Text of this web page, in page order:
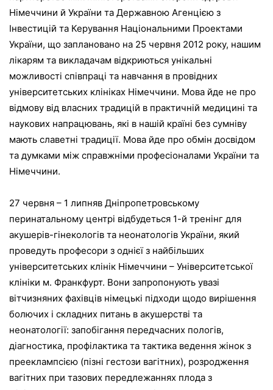
Німеччини й України та Державною Агенцією з
Інвестицій та Керування Національними Проектами
України, що заплановано на 25 червня 2012 року, нашим
лікарям та викладачам відкриються унікальні
можливості співпраці та навчання в провідних
університетських клініках Німеччини. Мова йде не про
відмову від власних традицій в практичній медицині та
наукових напрацювань, які в нашій країні без сумніву
мають славетні традиції. Мова йде про обмін досвідом
та думками між справжніми професіоналами України та
Німеччини.
27 червня – 1 липняв Дніпропетровському
перинатальному центрі відбудеться 1-й тренінг для
акушерів-гінекологів та неонатологів України, який
проведуть професори з однієї з найбільших
університетських клінік Німеччини – Університетської
клініки м. Франкфурт. Вони запропонують увазі
вітчизняних фахівців німецькі підходи щодо вирішення
болючих і складних питань в акушерстві та
неонатології: запобігання передчасних пологів,
діагностика, профілактика та тактика ведення жінок з
прееклампсією (пізні гестози вагітних), розродження
вагітних при тазових передлежаннях плода з